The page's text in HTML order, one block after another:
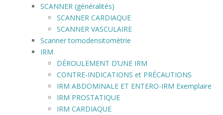
SCANNER (généralités)
SCANNER CARDIAQUE
SCANNER VASCULAIRE
Scanner tomodensitomètrie
IRM
DÉROULEMENT D’UNE IRM
CONTRE-INDICATIONS et PRÉCAUTIONS
IRM ABDOMINALE ET ENTERO-IRM Exemplaire
IRM PROSTATIQUE
IRM CARDIAQUE